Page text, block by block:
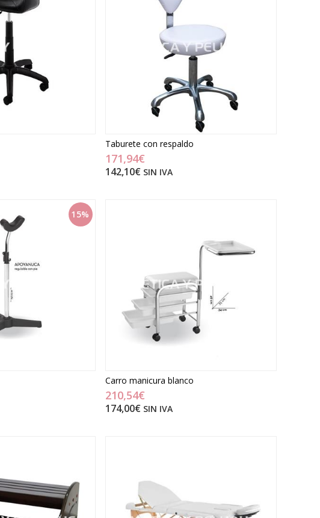
Taburete con respaldo
171,94€
142,10€ SIN IVA
15%
Carro manicura blanco
210,54€
174,00€ SIN IVA